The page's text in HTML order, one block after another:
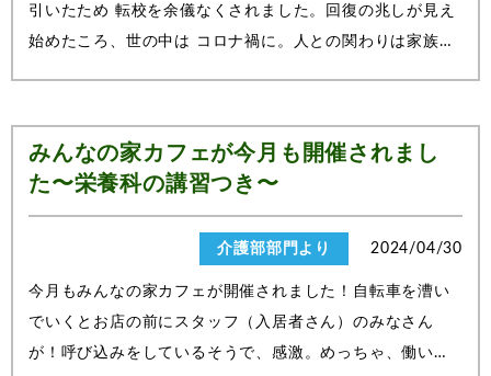
引いたため 転校を余儀なくされました。回復の兆しが見え
始めたころ、世の中は コロナ禍に。人との関わりは家族と
みんなの家カフェが今月も開催されまし
た〜栄養科の講習つき〜
介護部部門より 2024/04/30
今月もみんなの家カフェが開催されました！自転車を漕い
でいくとお店の前にスタッフ（入居者さん）のみなさん
が！呼び込みをしているそうで、感激。めっちゃ、働いて